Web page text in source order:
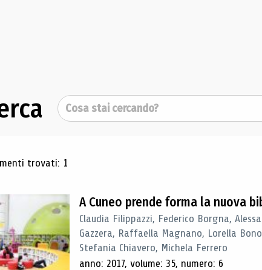
Cerca
di ricerca
trovati: 1
A Cuneo prende forma la nuova
Claudia Filippazzi, Federico Borgna,
Gazzera, Raffaella Magnano, Lorella
Stefania Chiavero, Michela Ferrero
anno: 2017, volume: 35, numero: 6